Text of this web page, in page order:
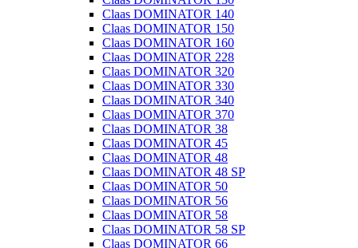
Claas DOMINATOR 140
Claas DOMINATOR 150
Claas DOMINATOR 160
Claas DOMINATOR 228
Claas DOMINATOR 320
Claas DOMINATOR 330
Claas DOMINATOR 340
Claas DOMINATOR 370
Claas DOMINATOR 38
Claas DOMINATOR 45
Claas DOMINATOR 48
Claas DOMINATOR 48 SP
Claas DOMINATOR 50
Claas DOMINATOR 56
Claas DOMINATOR 58
Claas DOMINATOR 58 SP
Claas DOMINATOR 66